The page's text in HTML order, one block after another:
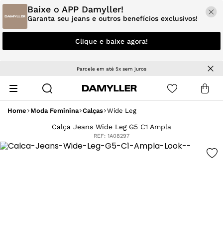
Baixe o APP Damyller!
Garanta seu jeans e outros benefícios exclusivos!
Clique e baixe agora!
Parcele em até 5x sem juros
Home Moda Feminina Calças Wide Leg
Calça Jeans Wide Leg G5 C1 Ampla
REF: 1A08297